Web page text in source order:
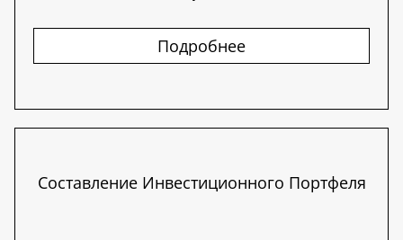
Подробнее
Составление Инвестиционного Портфеля